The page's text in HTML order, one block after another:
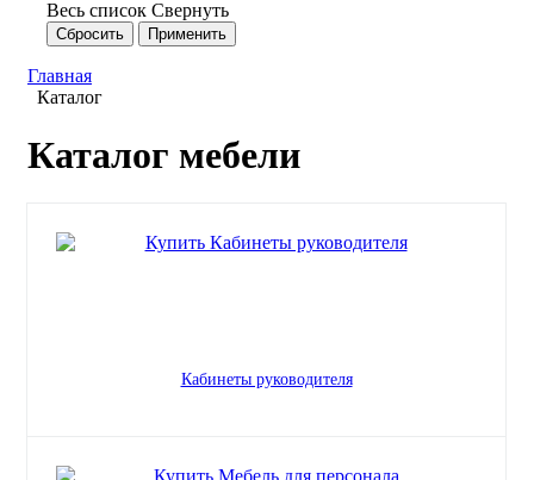
Весь список Свернуть
Главная
Каталог
Каталог мебели
Кабинеты руководителя